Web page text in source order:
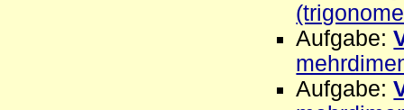
Aufgabe:
Aufgabe: